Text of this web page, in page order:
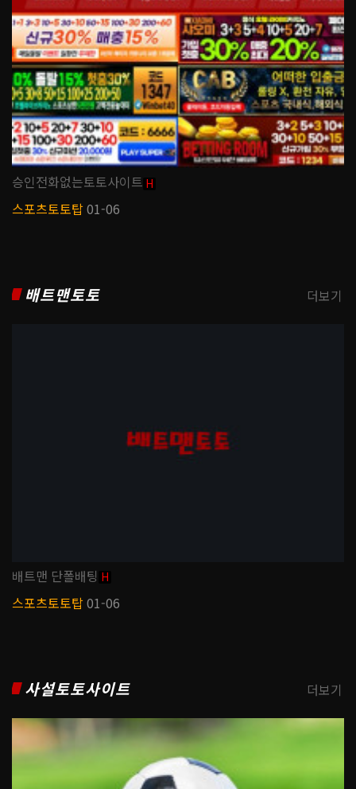
승인전화없는토토사이트 H
스포츠토토탑01-06
배트맨토토
배트맨 단폴배팅 H
스포츠토토탑01-06
더보기
사설토토사이트 더보기